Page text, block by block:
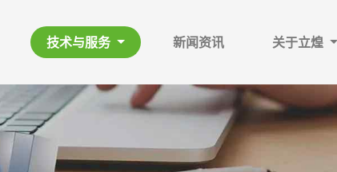
技术与服务 新闻资讯 关于立煌